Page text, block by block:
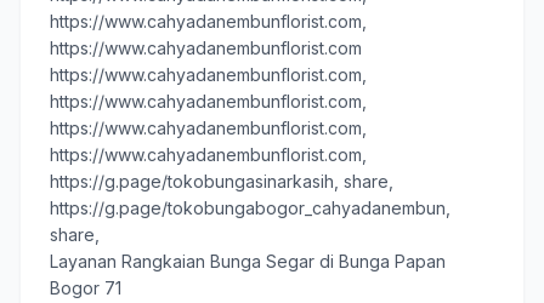
https://www.cahyadanembunflorist.com,
https://www.cahyadanembunflorist.com
https://www.cahyadanembunflorist.com,
https://www.cahyadanembunflorist.com,
https://www.cahyadanembunflorist.com,
https://www.cahyadanembunflorist.com,
https://g.page/tokobungasinarkasih, share
https://g.page/tokobungabogor_cahyadanembun,
share,
Layanan Rangkaian Bunga Segar di Bunga Papan
Bogor 71